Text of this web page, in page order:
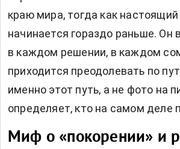
краю мира, тогда как
начинается гораздо раньше. Он
в каждом решении, в каждом
приходится преодолевать по
именно этот путь, а не фото на
определяет, кто на самом деле
Миф о «покорении» и